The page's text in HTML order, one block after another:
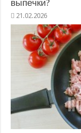
выпечки?
21.02.2026